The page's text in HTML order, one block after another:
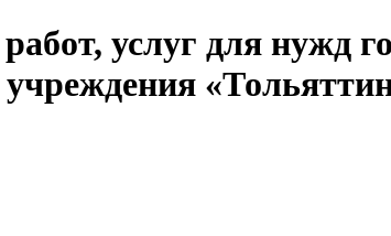
услуг для нужд
учреждения